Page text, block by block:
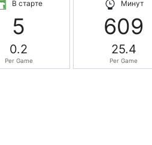
В старте
5
0.2
Per Game
Минут
609
25.4
Per Game